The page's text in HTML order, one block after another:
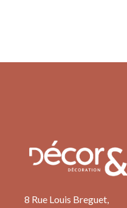
8 Rue Louis Breguet,